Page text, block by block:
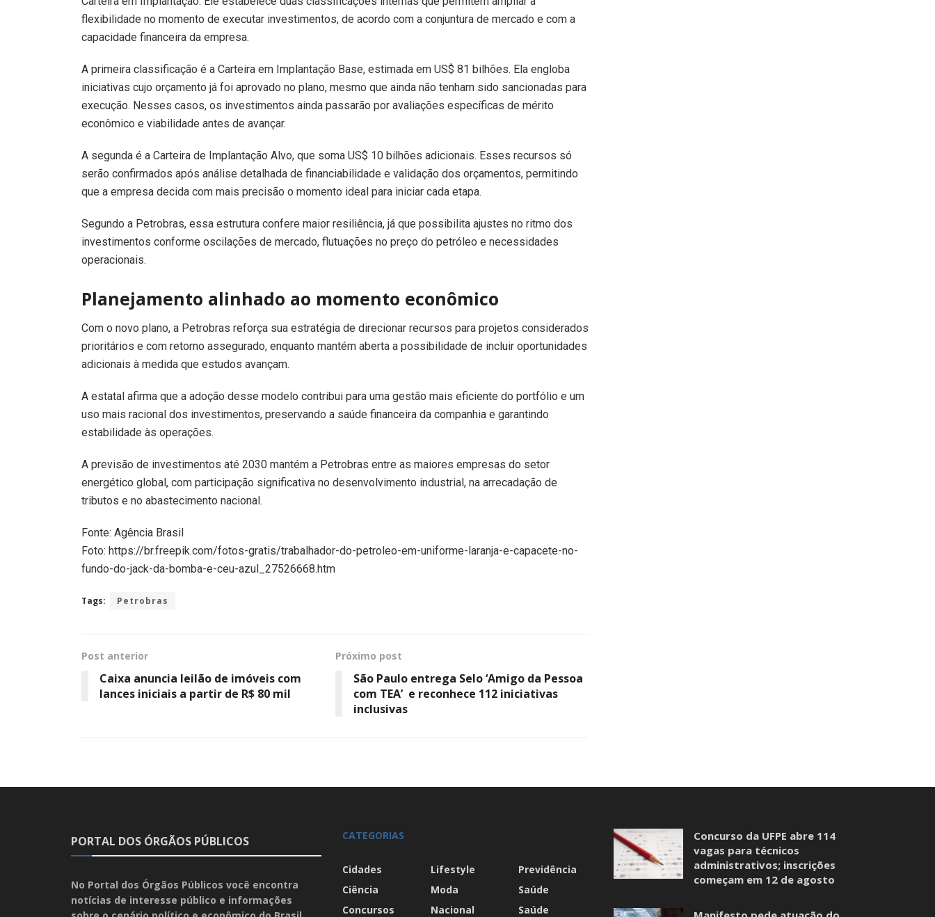
flexibilidade no momento de executar investimentos, de acordo com a conjuntura de mercado e com a
capacidade financeira da empresa.
A primeira classificação é a Carteira em Implantação Base, estimada em US$ 81 bilhões. Ela engloba
iniciativas cujo orçamento já foi aprovado no plano, mesmo que ainda não tenham sido sancionadas para
execução. Nesses casos, os investimentos ainda passarão por avaliações específicas de mérito
econômico e viabilidade antes de avançar.
A segunda é a Carteira de Implantação Alvo, que soma US$ 10 bilhões adicionais. Esses recursos só
serão confirmados após análise detalhada de financiabilidade e validação dos orçamentos, permitindo
que a empresa decida com mais precisão o momento ideal para iniciar cada etapa.
Segundo a Petrobras, essa estrutura confere maior resiliência, já que possibilita ajustes no ritmo dos
investimentos conforme oscilações de mercado, flutuações no preço do petróleo e necessidades
operacionais.
Planejamento alinhado ao momento econômico
Com o novo plano, a Petrobras reforça sua estratégia de direcionar recursos para projetos considerados
prioritários e com retorno assegurado, enquanto mantém aberta a possibilidade de incluir oportunidades
adicionais à medida que estudos avançam.
A estatal afirma que a adoção desse modelo contribui para uma gestão mais eficiente do portfólio e um
uso mais racional dos investimentos, preservando a saúde financeira da companhia e garantindo
estabilidade às operações.
A previsão de investimentos até 2030 mantém a Petrobras entre as maiores empresas do setor
energético global, com participação significativa no desenvolvimento industrial, na arrecadação de
tributos e no abastecimento nacional.
Fonte: Agência Brasil
Foto: https://br.freepik.com/fotos-gratis/trabalhador-do-petroleo-em-uniforme-laranja-e-capacete-no-
fundo-do-jack-da-bomba-e-ceu-azul_27526668.htm
Tags: Petrobras
Post anterior
Caixa anuncia leilão de imóveis com
lances iniciais a partir de R$ 80 mil
Próximo post
São Paulo entrega Selo ‘Amigo da Pessoa
com TEA’ e reconhece 112 iniciativas
inclusivas
PORTAL DOS ÓRGÃOS PÚBLICOS
No Portal dos Órgãos Públicos você encontra
notícias de interesse público e informações
CATEGORIAS
Cidades
Ciência
Concursos
Lifestyle
Moda
Nacional
Previdência
Saúde
Saúde
Concurso da UFPE abre 114
vagas para técnicos
administrativos; inscrições
começam em 12 de agosto